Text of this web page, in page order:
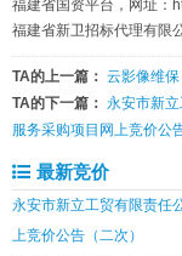
福建省国资平台，网址：
福建省新卫招标代理有限
TA的上一篇： 云影像维保
TA的下一篇： 永安市新
服务采购项目网上竞价公
最新竞价
永安市新立工贸有限责任
上竞价公告（二次）